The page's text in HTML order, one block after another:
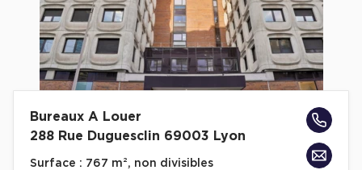
Bureaux A Louer
288 Rue Duguesclin 69003 Lyon
Surface : 767 m², non divisibles